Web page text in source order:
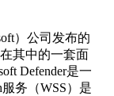
）公司发布的
其中的一套面
Defender是一
务（WSS）是